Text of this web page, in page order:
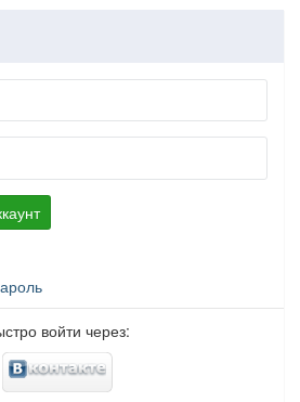
войти через: